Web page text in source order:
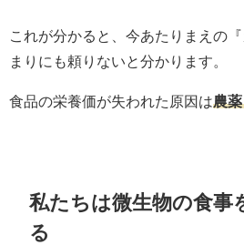
これが分かると、今あたりまえの
まりにも頼りないと分かります。
食品の栄養価が失われた原因は農
私たちは微生物の食事
る